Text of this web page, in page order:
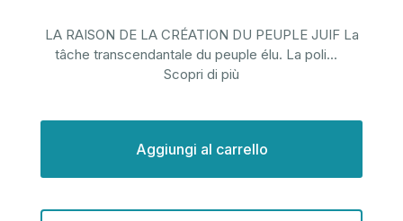
​​​​​​​​​​​​​​​​​​​​​​​​​​​​​​​​​​​​​​​​​​​​​​​​​​​​​​​​​​​​​​​​​​​​​​​​​​​​​​​​​​​​​​​​​​​​​​LA RAISON DE LA CRÉATION DU PEUPLE JUIF La
tâche transcendantale du peuple élu. La poli...
Scopri di più